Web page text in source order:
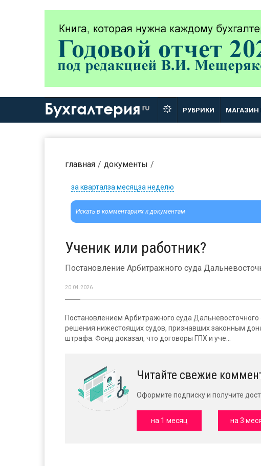
Бухгалтерия ru РУБРИКИ МАГАЗИН
главная документы
за кварталза месяцза неделю
Ученик или работник?
Постановление Арбитражного суда
20.04.2026
Постановлением Арбитражного суда
решения нижестоящих судов, признавших законным
штрафа. Фонд доказал, что договоры ГПХ и уче...
Читайте свежие
Оформите подписку и получите
на 1 месяц на 3